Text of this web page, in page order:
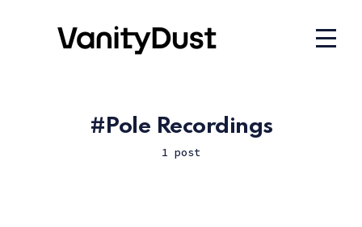
Pole Recordings
1 post